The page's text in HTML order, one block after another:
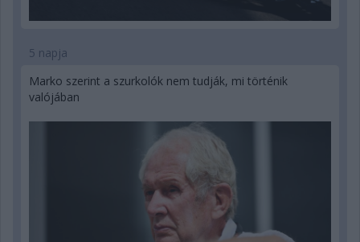
5 napja
Marko szerint a szurkolók nem tudják, mi történik
valójában